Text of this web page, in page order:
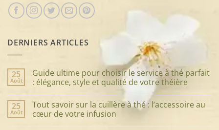
DERNIERS ARTICLES
25
Août
Guide ultime pour choisir le service à thé parfait
: élégance, style et qualité de votre théière
sur
Guide
ultime
25
Août
Tout savoir sur la cuillère à thé : l’accessoire au
cœur de votre infusion